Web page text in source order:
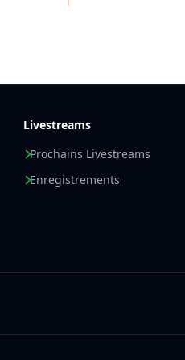
Livestreams
Prochains Livestreams
Enregistrements